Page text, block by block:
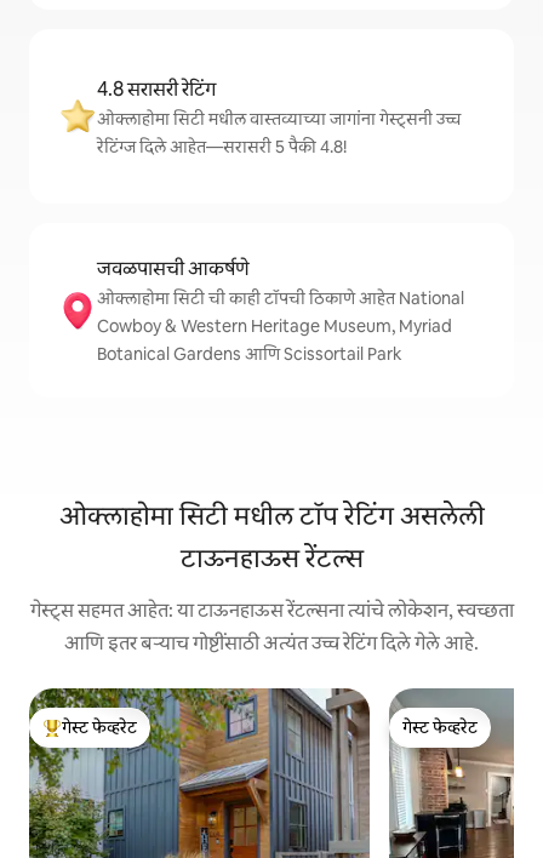
4.8 सरासरी रेटिंग
ओक्लाहोमा सिटी मधील वास्तव्याच्या जागांना गेस्ट्सनी उच्च
रेटिंग्ज दिले आहेत—सरासरी 5 पैकी 4.8!
जवळपासची आकर्षणे
ओक्लाहोमा सिटी ची काही टॉपची ठिकाणे आहेत National
Cowboy & Western Heritage Museum, Myriad
Botanical Gardens आणि Scissortail Park
ओक्लाहोमा सिटी मधील टॉप रेटिंग असलेली
टाऊनहाऊस रेंटल्स
गेस्ट्स सहमत आहेत: या टाऊनहाऊस रेंटल्सना त्यांचे लोकेशन, स्वच्छता
आणि इतर बऱ्याच गोष्टींसाठी अत्यंत उच्च रेटिंग दिले गेले आहे.
टॉप गेस्ट फेव्हरेट
गेस्ट फेव्हरेट
गेस्ट फेव्हरेट
गेस्ट फेव्हरेट